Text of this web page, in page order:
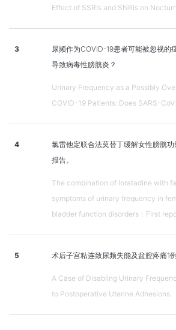
Effect of SSRIs and SNRIs on
3
尿频作为COVID-19患者可能被忽视的
导致病毒性膀胱炎？
Urinary Frequency as a Possibly
COVID-19 Patients: Does SARS-
4
氯雷他定联合法莫替丁缓解女性膀胱
报告。
The combination of loratadine with
symptoms of urinary frequency in
bladder function disorders：First
5 术后子宫粘连致尿频失能及盆腔疼痛1例
A Case of Disabling Urinary
to Postoperative Uterine Adhesions.